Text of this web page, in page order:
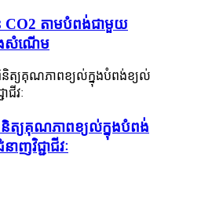
តាមបំពង់ជាមួយ
សំណើម
ត្យគុណភាពខ្យល់ក្នុងបំពង់
ញវិជ្ជាជីវៈ